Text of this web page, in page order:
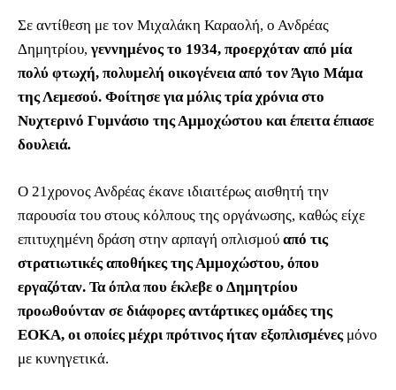
Σε αντίθεση με τον Μιχαλάκη Καραολή, ο Ανδρέας
Δημητρίου, γεννημένος το 1934, προερχόταν από μία
πολύ φτωχή, πολυμελή οικογένεια από τον Άγιο Μάμα
της Λεμεσού. Φοίτησε για μόλις τρία χρόνια στο
Νυχτερινό Γυμνάσιο της Αμμοχώστου και έπειτα έπιασε
δουλειά.
Ο 21χρονος Ανδρέας έκανε ιδιαιτέρως αισθητή την
παρουσία του στους κόλπους της οργάνωσης, καθώς είχε
επιτυχημένη δράση στην αρπαγή οπλισμού από τις
στρατιωτικές αποθήκες της Αμμοχώστου, όπου
εργαζόταν. Τα όπλα που έκλεβε ο Δημητρίου
προωθούνταν σε διάφορες αντάρτικες ομάδες της
ΕΟΚΑ, οι οποίες μέχρι πρότινος ήταν εξοπλισμένες μόνο
με κυνηγετικά.